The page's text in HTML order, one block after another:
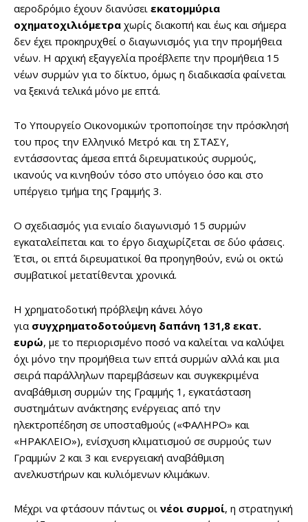
αεροδρόμιο έχουν διανύσει εκατομμύρια
οχηματοχιλιόμετρα χωρίς διακοπή και έως και σήμερα
δεν έχει προκηρυχθεί ο διαγωνισμός για την προμήθεια
νέων. Η αρχική εξαγγελία προέβλεπε την προμήθεια 15
νέων συρμών για το δίκτυο, όμως η διαδικασία φαίνεται
να ξεκινά τελικά μόνο με επτά.
Το Υπουργείο Οικονομικών τροποποίησε την πρόσκλησή
του προς την Ελληνικό Μετρό και τη ΣΤΑΣΥ,
εντάσσοντας άμεσα επτά διρευματικούς συρμούς,
ικανούς να κινηθούν τόσο στο υπόγειο όσο και στο
υπέργειο τμήμα της Γραμμής 3.
Ο σχεδιασμός για ενιαίο διαγωνισμό 15 συρμών
εγκαταλείπεται και το έργο διαχωρίζεται σε δύο φάσεις.
Έτσι, οι επτά διρευματικοί θα προηγηθούν, ενώ οι οκτώ
συμβατικοί μετατίθενται χρονικά.
Η χρηματοδοτική πρόβλεψη κάνει λόγο
για συγχρηματοδοτούμενη δαπάνη 131,8 εκατ.
ευρώ, με το περιορισμένο ποσό να καλείται να καλύψει
όχι μόνο την προμήθεια των επτά συρμών αλλά και μια
σειρά παράλληλων παρεμβάσεων και συγκεκριμένα
αναβάθμιση συρμών της Γραμμής 1, εγκατάσταση
συστημάτων ανάκτησης ενέργειας από την
ηλεκτροπέδηση σε υποσταθμούς («ΦΑΛΗΡΟ» και
«ΗΡΑΚΛΕΙΟ»), ενίσχυση κλιματισμού σε συρμούς των
Γραμμών 2 και 3 και ενεργειακή αναβάθμιση
ανελκυστήρων και κυλιόμενων κλιμάκων.
Μέχρι να φτάσουν πάντως οι νέοι συρμοί, η στρατηγική